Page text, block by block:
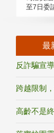
至7日委
最
反詐騙宣
跨越限制
高齡不是